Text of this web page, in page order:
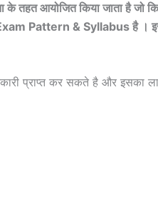
के तहत आयोजित किया जाता है जो
Pattern & Syllabus है ।
प्राप्त कर सकते है और इसका